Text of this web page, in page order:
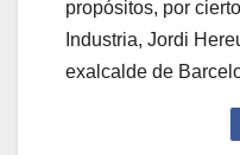
propósitos, por
Industria, Jordi
exalcalde de